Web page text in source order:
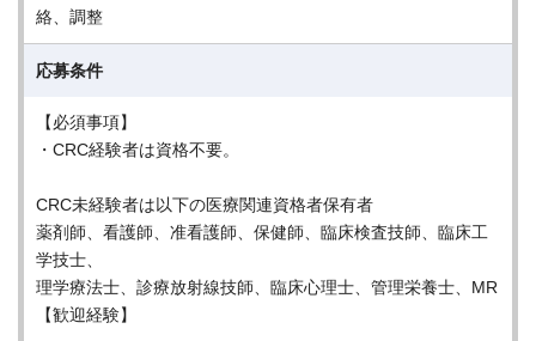
絡、調整
応募条件
【必須事項】
・CRC経験者は資格不要。
CRC未経験者は以下の医療関連資格者保有者
薬剤師、看護師、准看護師、保健師、臨床検査技師、臨床工
学技士、
理学療法士、診療放射線技師、臨床心理士、管理栄養士、MR
【歓迎経験】